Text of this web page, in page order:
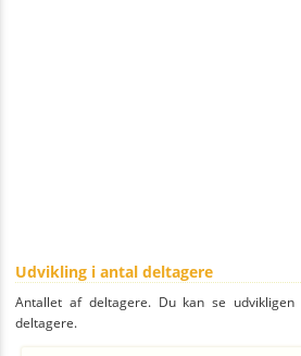
Udvikling i antal deltagere
Antallet af deltagere. Du kan se
deltagere.